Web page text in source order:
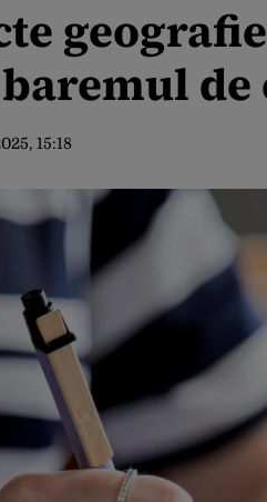
15:18